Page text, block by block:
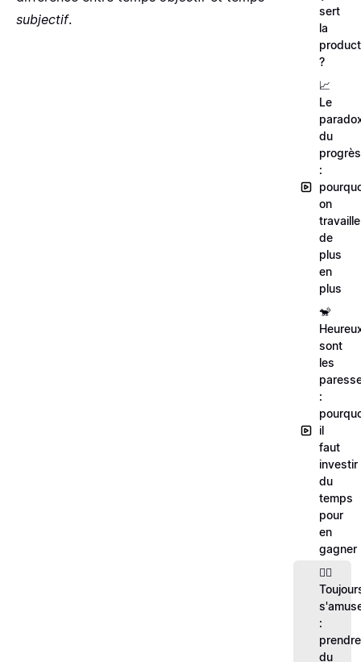
subjectif.
sert
la
?
📈
Le
du
progrès
:
on
travaille
de
plus
en
plus
🐒
sont
les
:
il
faut
investir
du
temps
pour
en
gagner
🤸‍♀️
:
prendre
du